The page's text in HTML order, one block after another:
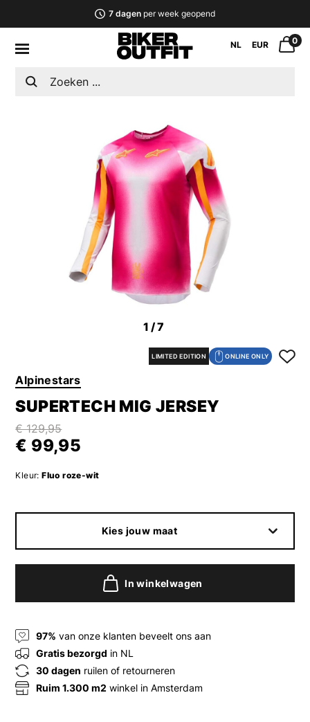
7 dagenper week geopend
NL EUR 0
1/7
LIMITED EDITION ONLINE ONLY
Alpinestars
SUPERTECH MIG JERSEY
€ 129,95
€ 99,95
Kleur: Fluo roze-wit
Kies jouw maat
In winkelwagen
97% van onze klanten beveelt ons aan
Gratis bezorgd in NL
30 dagen ruilen of retourneren
Ruim 1.300 m2 winkel in Amsterdam